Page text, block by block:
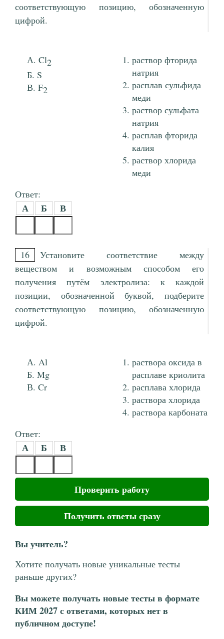
соответствующую позицию, обозначенную
цифрой.
Cl2
S
F2
раствор фторида
натрия
расплав сульфида
меди
раствор сульфата
натрия
расплав фторида
калия
раствор хлорида
меди
Ответ:
А Б В
16
Установите соответствие между
веществом и возможным способом его
получения путём электролиза: к каждой
позиции, обозначенной буквой, подберите
соответствующую позицию, обозначенную
цифрой.
Al
Mg
Cr
раствора оксида в
расплаве криолита
расплава хлорида
раствора хлорида
раствора карбоната
Ответ:
А Б В
Проверить работу
Получить ответы сразу
Вы учитель?
Хотите получать новые уникальные тесты
раньше других?
Вы можете получать новые тесты в формате
КИМ 2027 с ответами, которых нет в
публичном доступе!